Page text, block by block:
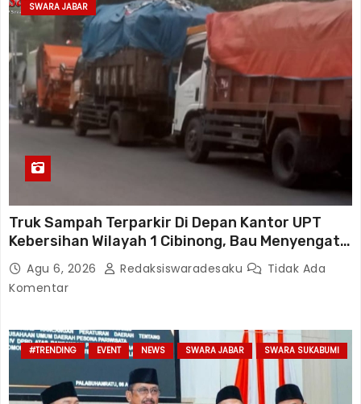
SWARA JABAR
Truk Sampah Terparkir Di Depan Kantor UPT
Kebersihan Wilayah 1 Cibinong, Bau Menyengat
Diduga Resahkan Warga
Agu 6, 2026 Redaksiswaradesaku
Tidak Ada
Komentar
#TRENDING EVENT NEWS SWARA JABAR SWARA SUKABUMI